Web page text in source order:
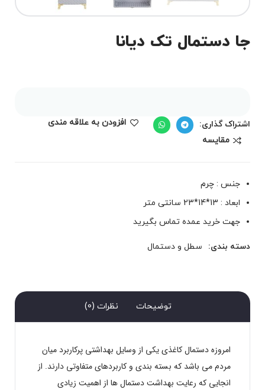
جا دستمال تک دیانا
اشتراک گذاری:
افزودن به علاقه مندی
مقايسه
جنس : چرم
ابعاد : 13*14*23 سانتی متر
جهت خرید عمده تماس بگیرید
دسته بندی: سطل و دستمال
توضیحات نظرات (0)
امروزه دستمال کاغذی یکی از وسایل بهداشتی پرکاربرد میان
مردم می باشد که بسته بندی و کاربردهای متفاوتی دارند. از
انجایی که رعایت بهداشت دستمال ها از اهمیت زیادی